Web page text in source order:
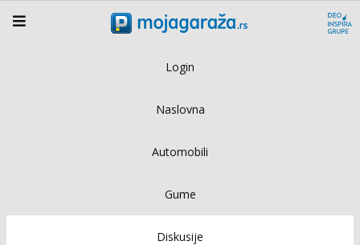
Login
Naslovna
Automobili
Gume
Diskusije